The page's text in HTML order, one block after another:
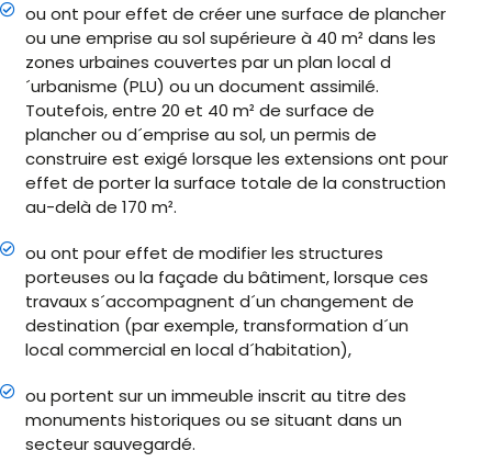
ou ont pour effet de créer une surface de plancher
ou une emprise au sol supérieure à 40 m² dans les
zones urbaines couvertes par un plan local d
´urbanisme (PLU) ou un document assimilé.
Toutefois, entre 20 et 40 m² de surface de
plancher ou d´emprise au sol, un permis de
construire est exigé lorsque les extensions ont pour
effet de porter la surface totale de la construction
au-delà de 170 m².
ou ont pour effet de modifier les structures
porteuses ou la façade du bâtiment, lorsque ces
travaux s´accompagnent d´un changement de
destination (par exemple, transformation d´un
local commercial en local d´habitation),
ou portent sur un immeuble inscrit au titre des
monuments historiques ou se situant dans un
secteur sauvegardé.